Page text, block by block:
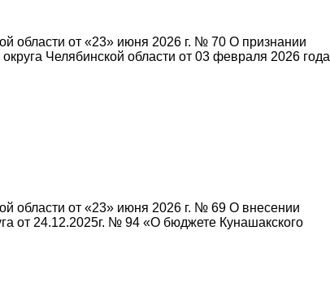
области от «23» июня 2026 г. № 70 О признании
Челябинской области от 03 февраля 2026 года
области от «23» июня 2026 г. № 69 О внесении
от 24.12.2025г. № 94 «О бюджете Кунашакского